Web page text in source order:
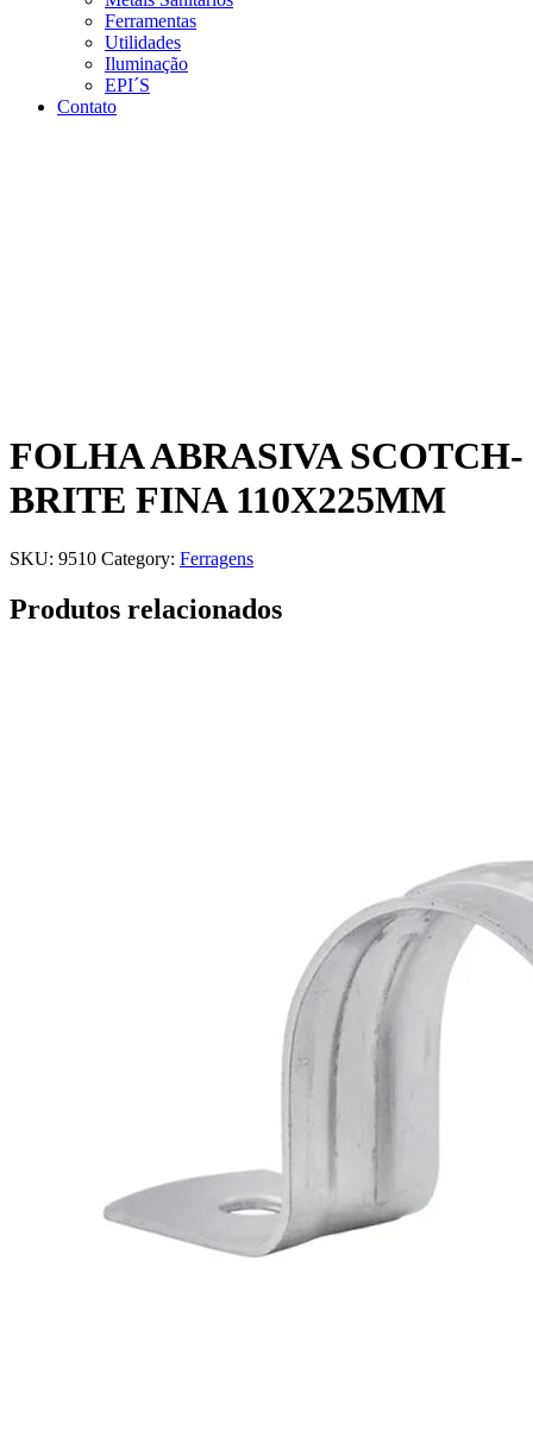
Ferramentas
Utilidades
Iluminação
EPI´S
Contato
FOLHA ABRASIVA SCOTCH-
BRITE FINA 110X225MM
SKU: 9510 Category: Ferragens
Produtos relacionados